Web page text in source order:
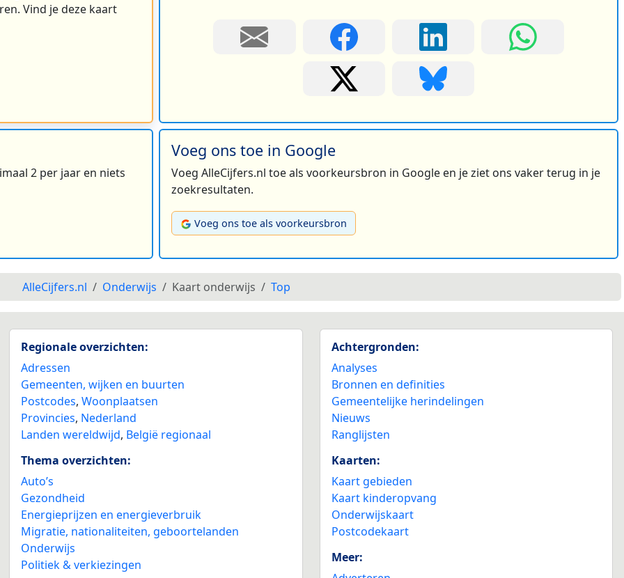
Vind je deze kaart
2 per jaar en niets
Voeg ons toe in Google
Voeg AlleCijfers.nl toe als voorkeursbron in Google en je ziet ons vaker terug in je
zoekresultaten.
Voeg ons toe als voorkeursbron
AlleCijfers.nl Onderwijs Kaart onderwijs Top
Regionale overzichten:
Adressen
Gemeenten, wijken en buurten
Postcodes,Woonplaatsen
Provincies, Nederland
Landen wereldwijd, België regionaal
Thema overzichten:
Auto’s
Gezondheid
Energieprijzen en energieverbruik
Migratie, nationaliteiten, geboortelanden
Onderwijs
Politiek & verkiezingen
Achtergronden:
Analyses
Bronnen en definities
Gemeentelijke herindelingen
Nieuws
Ranglijsten
Kaarten:
Kaart gebieden
Kaart kinderopvang
Onderwijskaart
Postcodekaart
Meer: